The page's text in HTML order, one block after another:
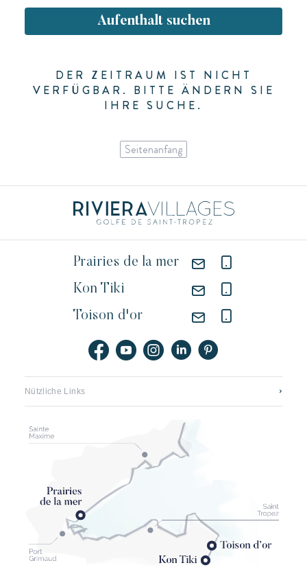
2 personen
5 personen
6 personen
Aufenthalt suchen
DER ZEITRAUM IST NICHT
VERFÜGBAR. BITTE ÄNDERN SIE
IHRE SUCHE.
Seitenanfang
Prairies de la mer
Kon Tiki
Toison d'or
Nützliche Links
Stellenangebote Riviera Villages
Broschüren, pläne und preise
Die entwicklung des strandes von pampelonne
Unsere partner
Geschäftsbedingungen
Annullierungsversicherung Kon Tiki
Conditions générales echeck-in (pré-enregistrement)